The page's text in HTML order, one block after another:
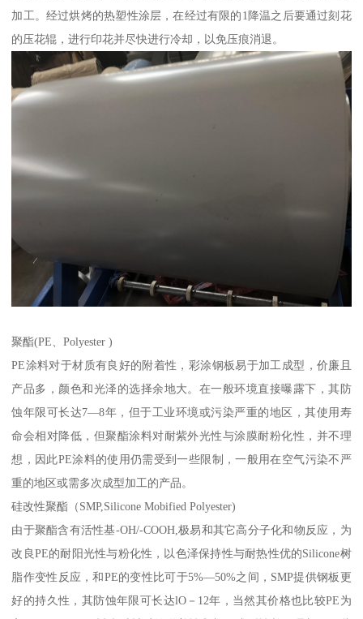
加工。经过烘烤的热塑性涂层，在经过有限的1降温之后要通过刻花
的压花辊，进行印花并尽快进行冷却，以免压痕消退。
聚酯(PE、Polyester )
PE涂料对于材质有良好的附着性，彩涂钢板易于加工成型，价廉且
产品多，颜色和光泽的选择余地大。在一般环境直接曝露下，其防
蚀年限可长达7—8年，但于工业环境或污染严重的地区，其使用寿
命会相对降低，但聚酯涂料对耐紫外光性与涂膜耐粉化性，并不理
想，因此PE涂料的使用仍需受到一些限制，一般用在空气污染不严
重的地区或需多次成型加工的产品。
硅改性聚酯（SMP,Silicone Mobified Polyester)
由于聚酯含有活性基-OH/-COOH,极易和其它高分子化和物反应，为
改良PE的耐阳光性与粉化性，以色泽保持性与耐热性优的Silicone树
脂作变性反应，和PE的变性比可于5%—50%之间，SMP提供钢板更
好的持久性，其防蚀年限可长达lO－12年，当然其价格也比较PE为